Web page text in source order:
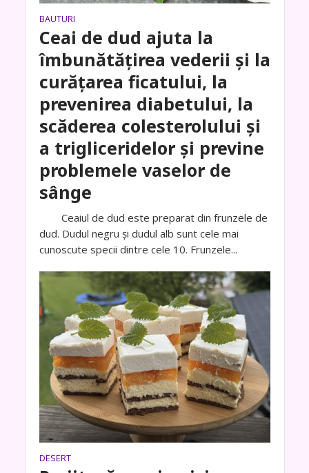
BAUTURI
Ceai de dud ajuta la
îmbunătățirea vederii și la
curățarea ficatului, la
prevenirea diabetului, la
scăderea colesterolului și
a trigliceridelor și previne
problemele vaselor de
sânge
Ceaiul de dud este preparat din frunzele de
dud. Dudul negru și dudul alb sunt cele mai
cunoscute specii dintre cele 10. Frunzele...
DESERT